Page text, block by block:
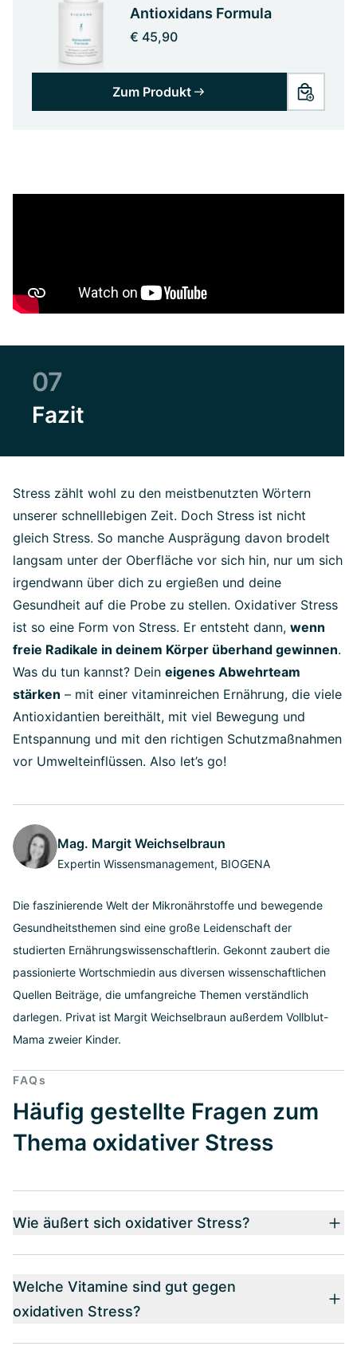
Antioxidans Formula
€ 45,90
Zum Produkt
07
Fazit
Stress zählt wohl zu den meistbenutzten Wörtern
unserer schnelllebigen Zeit. Doch Stress ist nicht
gleich Stress. So manche Ausprägung davon brodelt
langsam unter der Oberfläche vor sich hin, nur um sich
irgendwann über dich zu ergießen und deine
Gesundheit auf die Probe zu stellen. Oxidativer Stress
ist so eine Form von Stress. Er entsteht dann, wenn
freie Radikale in deinem Körper überhand gewinnen.
Was du tun kannst? Dein eigenes Abwehrteam
stärken – mit einer vitaminreichen Ernährung, die viele
Antioxidantien bereithält, mit viel Bewegung und
Entspannung und mit den richtigen Schutzmaßnahmen
vor Umwelteinflüssen. Also let’s go!
Mag. Margit Weichselbraun
Expertin Wissensmanagement, BIOGENA
Die faszinierende Welt der Mikronährstoffe und bewegende
Gesundheitsthemen sind eine große Leidenschaft der
studierten Ernährungswissenschaftlerin. Gekonnt zaubert die
passionierte Wortschmiedin aus diversen wissenschaftlichen
Quellen Beiträge, die umfangreiche Themen verständlich
darlegen. Privat ist Margit Weichselbraun außerdem Vollblut-
Mama zweier Kinder.
FAQs
Häufig gestellte Fragen zum
Thema oxidativer Stress
Wie äußert sich oxidativer Stress?
Welche Vitamine sind gut gegen
oxidativen Stress?